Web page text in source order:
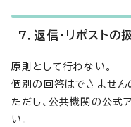
7．返信・リポストの
原則として行わない。
個別の回答はできません
ただし、公共機関の公式
い。